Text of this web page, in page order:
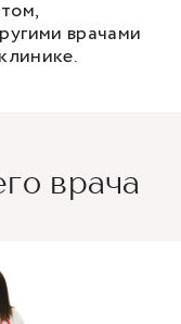
врачами
врача